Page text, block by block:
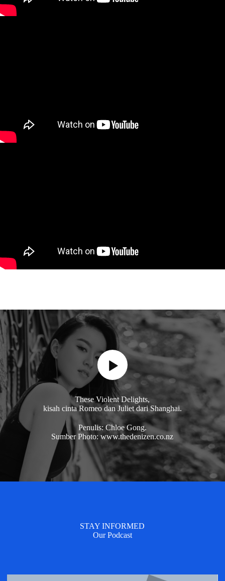
These Violent Delights,
kisah cinta Romeo dan Juliet dari Shanghai.
Penulis: Chloe Gong.
Sumber Photo: www.thedenizen.co.nz
STAY INFORMED
Our Podcast